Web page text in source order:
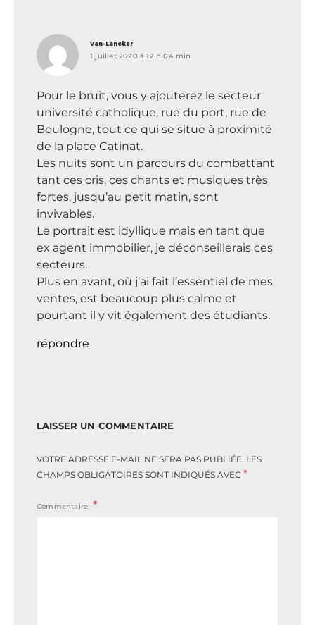
Van-Lancker
1 juillet 2020 à 12 h 04 min
Pour le bruit, vous y ajouterez le secteur
université catholique, rue du port, rue de
Boulogne, tout ce qui se situe à proximité
de la place Catinat.
Les nuits sont un parcours du combattant
tant ces cris, ces chants et musiques très
fortes, jusqu’au petit matin, sont
invivables.
Le portrait est idyllique mais en tant que
ex agent immobilier, je déconseillerais ces
secteurs.
Plus en avant, où j’ai fait l’essentiel de mes
ventes, est beaucoup plus calme et
pourtant il y vit également des étudiants.
répondre
LAISSER UN COMMENTAIRE
VOTRE ADRESSE E-MAIL NE SERA PAS PUBLIÉE. LES
CHAMPS OBLIGATOIRES SONT INDIQUÉS AVEC *
Commentaire